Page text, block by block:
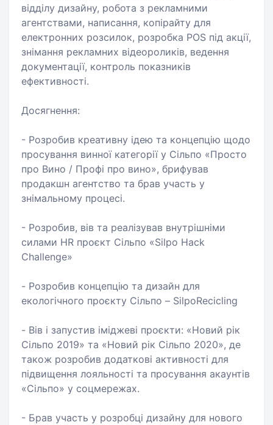
відділу дизайну, робота з рекламними
агентствами, написання, копірайту для
електронних розсилок, розробка POS під акції,
знімання рекламних відеороликів, ведення
документації, контроль показників
ефективності.
Досягнення:
- Розробив креативну ідею та концепцію щодо
просування винної категорії у Сільпо «Просто
про Вино / Профі про вино», брифував
продакшн агентство та брав участь у
знімальному процесі.
- Розробив, вів та реалізував внутрішніми
силами HR проєкт Сільпо «Silpo Hack
Challenge»
- Розробив концепцію та дизайн для
екологічного проєкту Сільпо – SilpoRecicling
- Вів і запустив іміджеві проєкти: «Новий рік
Сільпо 2019» та «Новий рік Сільпо 2020», де
також розробив додаткові активності для
підвищення лояльності та просування акаунтів
«Сільпо» у соцмережах.
- Брав участь у розробці дизайну для нового